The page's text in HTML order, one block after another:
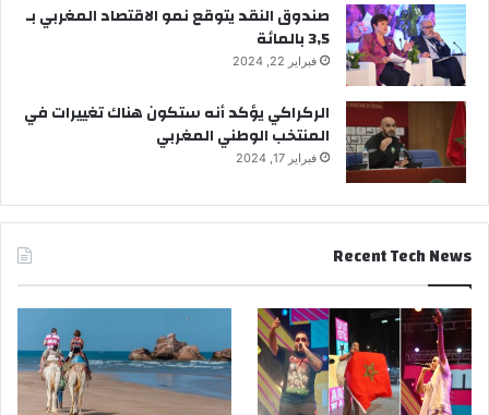
صندوق النقد يتوقع نمو الاقتصاد المغربي بـ
3,5 بالمائة
فبراير 22, 2024
الركراكي يؤكد أنه ستكون هناك تغييرات في
المنتخب الوطني المغربي
فبراير 17, 2024
Recent Tech News